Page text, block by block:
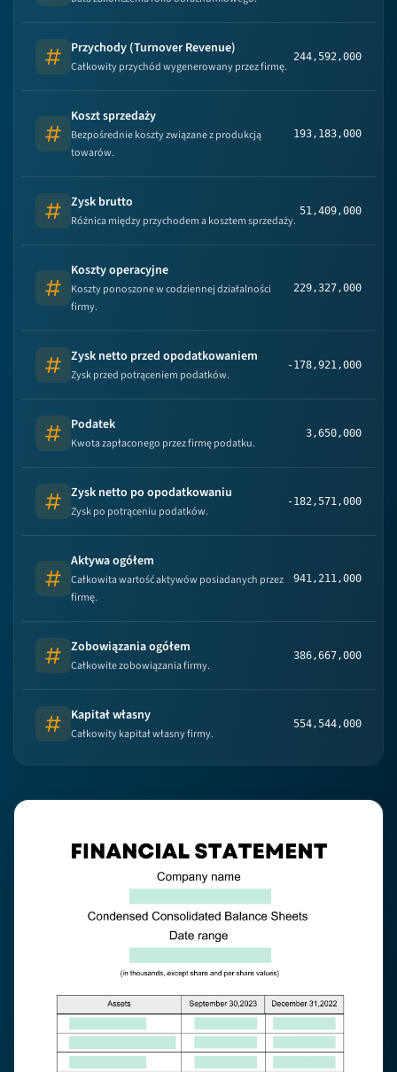
Number
Przychody (Turnover Revenue)
Całkowity przychód wygenerowany przez firmę.
244,592,000
Number
Koszt sprzedaży
Bezpośrednie koszty związane z produkcją
towarów.
193,183,000
Number
Zysk brutto
Różnica między przychodem a kosztem sprzedaży.
51,409,000
Number
Koszty operacyjne
Koszty ponoszone w codziennej działalności
firmy.
229,327,000
Number
Zysk netto przed opodatkowaniem
Zysk przed potrąceniem podatków.
-178,921,000
Number
Podatek
Kwota zapłaconego przez firmę podatku.
3,650,000
Number
Zysk netto po opodatkowaniu
Zysk po potrąceniu podatków.
-182,571,000
Number
Aktywa ogółem
Całkowita wartość aktywów posiadanych przez
firmę.
941,211,000
Number
Zobowiązania ogółem
Całkowite zobowiązania firmy.
386,667,000
Number
Kapitał własny
Całkowity kapitał własny firmy.
554,544,000